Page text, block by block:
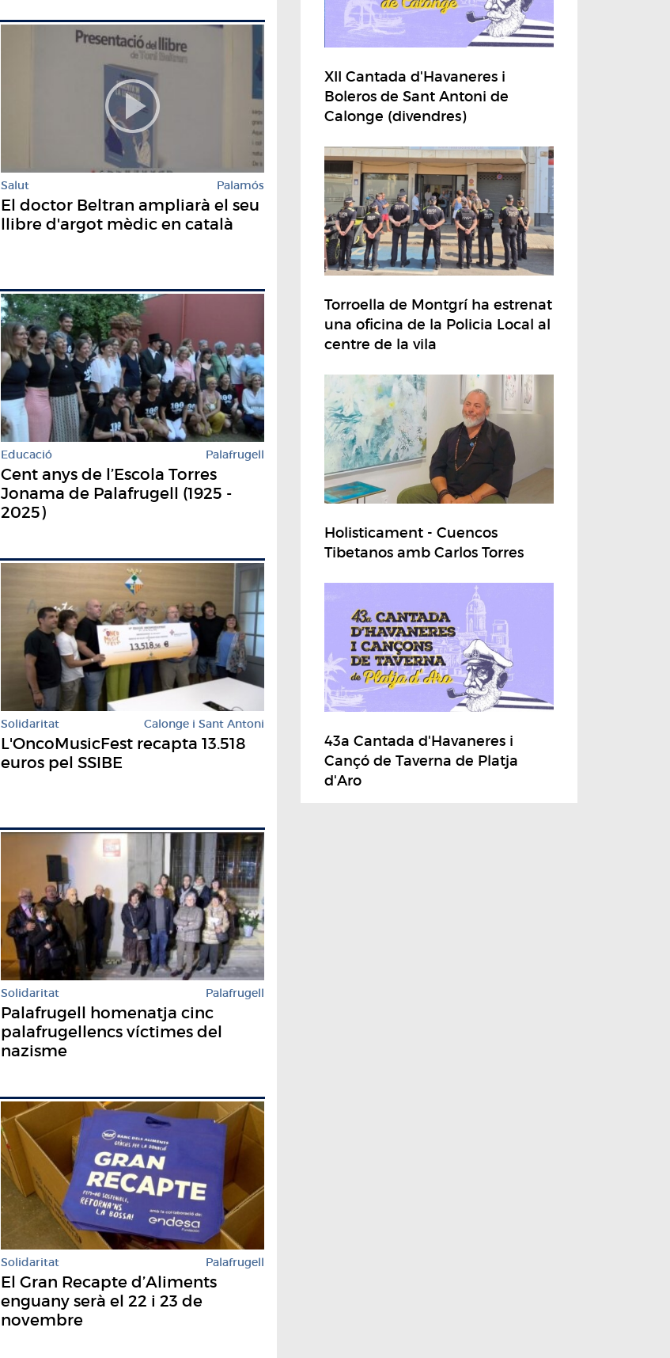
Salut Palamós
El doctor Beltran ampliarà el seu
llibre d'argot mèdic en català
Educació Palafrugell
Cent anys de l’Escola Torres
Jonama de Palafrugell (1925 -
2025)
Solidaritat Calonge i Sant Antoni
L'OncoMusicFest recapta 13.518
euros pel SSIBE
Solidaritat Palafrugell
Palafrugell homenatja cinc
palafrugellencs víctimes del
nazisme
Solidaritat Palafrugell
El Gran Recapte d’Aliments
enguany serà el 22 i 23 de
novembre
XII Cantada d'Havaneres i
Boleros de Sant Antoni de
Calonge (divendres)
Torroella de Montgrí ha estrenat
una oficina de la Policia Local al
centre de la vila
Holisticament - Cuencos
Tibetanos amb Carlos Torres
43a Cantada d'Havaneres i
Cançó de Taverna de Platja
d'Aro